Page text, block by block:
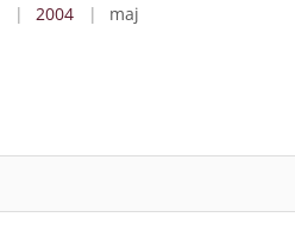
2004 maj